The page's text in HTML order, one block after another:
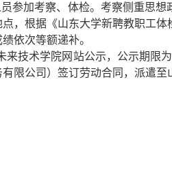
参加考察、体检。考察侧重思想
，根据《山东大学新聘教职工体
依次等额递补。
来技术学院网站公示，公示期限为
限公司）签订劳动合同，派遣至